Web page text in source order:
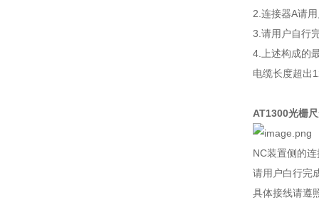
2.连接器A请
3.请用户自行
4.上述构成的
电缆长度超出
AT1300光栅尺
NC装置侧的
请用户白行完
具体接线请遵